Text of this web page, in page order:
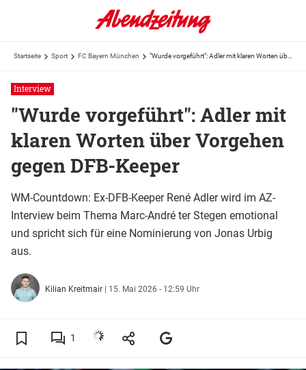
Startseite Sport FC Bayern München
Interview
"Wurde vorgeführt": Adler mit
klaren Worten über Vorgehen
gegen DFB-Keeper
WM-Countdown: Ex-DFB-Keeper René Adler wird im AZ-
Interview beim Thema Marc-André ter Stegen emotional
und spricht sich für eine Nominierung von Jonas Urbig
aus.
Kilian Kreitmair | 15. Mai 2026 - 12:59 Uhr
1